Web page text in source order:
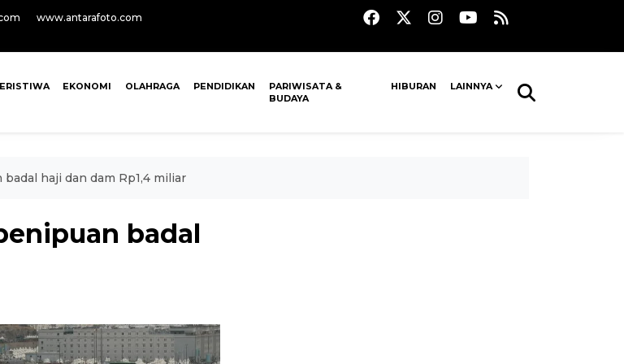
www.antarafoto.com
EKONOMI OLAHRAGA PENDIDIKAN
PARIWISATA &
BUDAYA
HIBURAN LAINNYA
haji dan dam Rp1,4 miliar
badal